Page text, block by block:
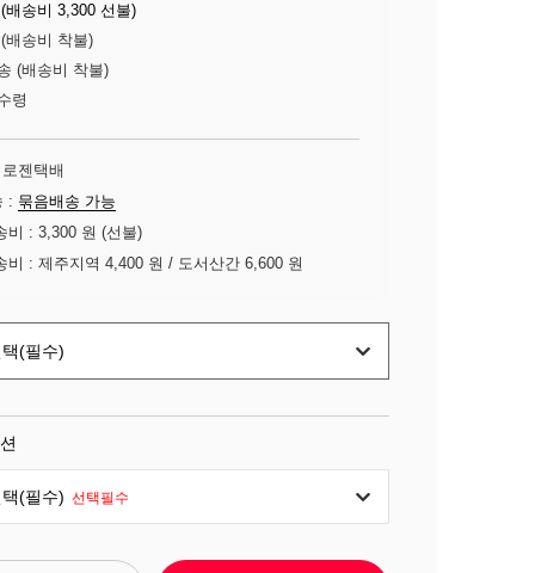
송비 3,300 선불)
송비 착불)
(배송비 착불)
령
로젠택배
: 묶음배송 가능
비 : 3,300 원 (선불)
비 : 제주지역 4,400 원 / 도서산간 6,600 원
(필수)
(필수) 선택필수